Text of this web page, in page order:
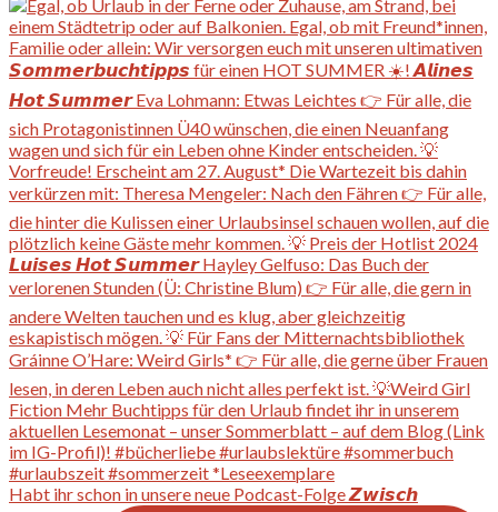
Habt ihr schon in unsere neue Podcast-Folge 𝙕𝙬𝙞𝙨𝙘𝙝